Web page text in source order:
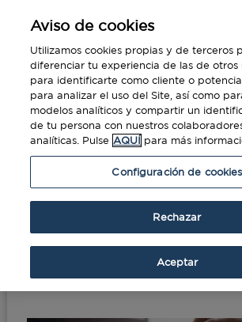
Portada»VCN: Tarjetas Virtuales
VCN: Tarjetas
de Diners Club
Aviso de cookies
Utilizamos cookies propias y de terceros
diferenciar tu experiencia de las de otros
para identificarte como cliente o
para analizar el uso del Site, así como
modelos analíticos y compartir un
de tu persona con nuestros
analíticas. Pulse AQUÍ para más
Configuración de cookies
Rechazar
Aceptar